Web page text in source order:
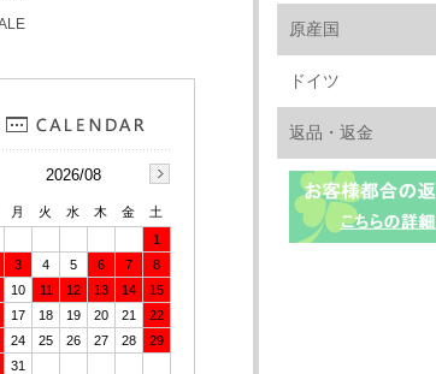
原産国
ドイツ
返品・返金
2026/08
月 火 水 木 金
土
1
3 4 5 6 7
8
10 11 12 13 14
15
17 18 19 20 21
22
24 25 26 27 28
29
31